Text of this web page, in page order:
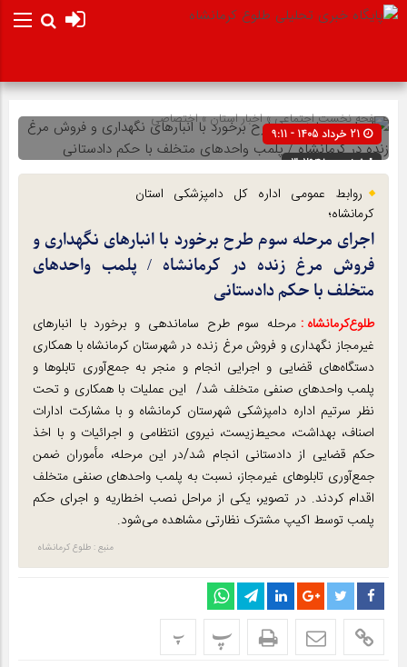
صفحه نخستاجتماعی»اخبار استان»اختصاصی
شناسه : 302948
روابط عمومی اداره کل دامپزشکی استان
کرمانشاه؛
اجرای مرحله سوم طرح برخورد با انبارهای نگهداری و
فروش مرغ زنده در کرمانشاه / پلمب واحدهای
متخلف با حکم دادستانی
طلوع‌‌کرمانشاه : مرحله سوم طرح ساماندهی و برخورد با انبارهای
غیرمجاز نگهداری و فروش مرغ زنده در شهرستان کرمانشاه با همکاری
دستگاه‌های قضایی و اجرایی انجام و منجر به جمع‌آوری تابلوها و
پلمب واحدهای صنفی متخلف شد/ این عملیات با همکاری و تحت
نظر سرتیم اداره دامپزشکی شهرستان کرمانشاه و با مشارکت ادارات
اصناف، بهداشت، محیط‌زیست، نیروی انتظامی و اجرائیات و با اخذ
حکم قضایی از دادستانی انجام شد/در این مرحله، مأموران ضمن
جمع‌آوری تابلوهای غیرمجاز، نسبت به پلمب واحدهای صنفی متخلف
اقدام کردند. در تصویر، یکی از مراحل نصب اخطاریه و اجرای حکم
پلمب توسط اکیپ مشترک نظارتی مشاهده می‌شود.
منبع : طلوع کرمانشاه
پ پ